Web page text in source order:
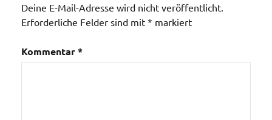
Ortsteil
Holterhöfe
/ Bus und
Deine E-Mail-Adresse wird nicht veröffentlicht.
Erforderliche Felder sind mit * markiert
Kommentar*